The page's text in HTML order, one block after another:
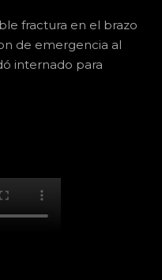
fractura en el brazo
de emergencia al
internado para